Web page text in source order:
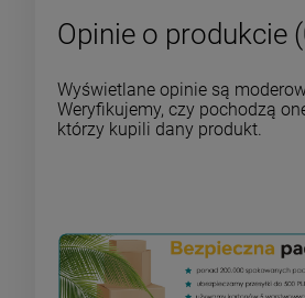
Opinie o produkcie
Wyświetlane opinie są
Weryfikujemy, czy pochodzą
którzy kupili dany produkt.